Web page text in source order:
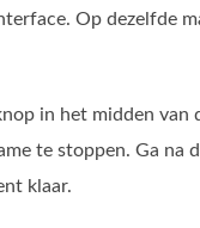
Op dezelfde
in het midden
te stoppen. Ga na
klaar.